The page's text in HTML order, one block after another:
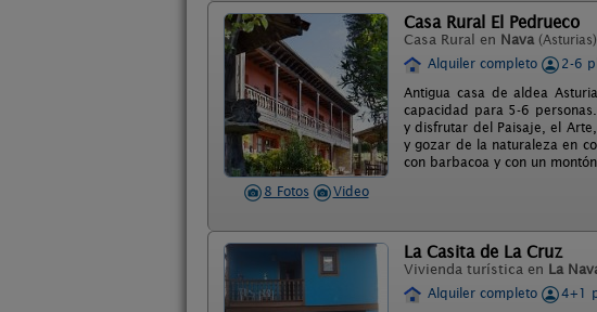
8 Fotos Video
Casa Rural El Pedrueco
Casa Rural en Nava (Asturias)
Alquiler completo
2-6
Antigua casa de aldea
capacidad para 5-6
y disfrutar del Paisaje, el
y gozar de la naturaleza en
con barbacoa y con un
La Casita de La Cruz
Vivienda turística en La
Alquiler completo
4+1